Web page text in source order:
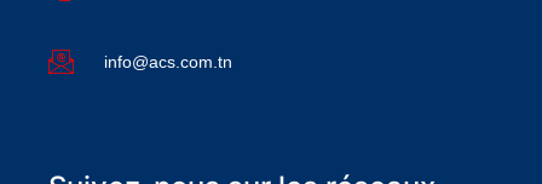
info@acs.com.tn